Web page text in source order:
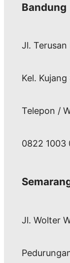
Bandung
Jl.
Kel.
Telepon /
0822 1003
Jl. Wolter